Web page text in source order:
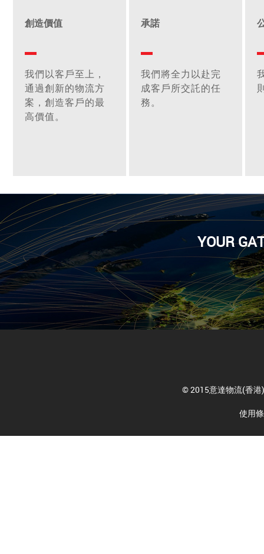
創造價值
我們以客戶至上，
通過創新的物流方
案，創造客戶的最
高價值。
承諾
我們將全力以赴完
成客戶所交託的任
務。
YOUR
© 2015意達物流(香港
使用